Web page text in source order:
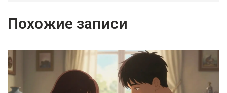
Похожие записи